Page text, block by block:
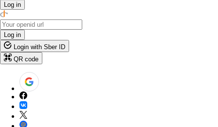
Log in
Log in
Login with Sber ID
QR code